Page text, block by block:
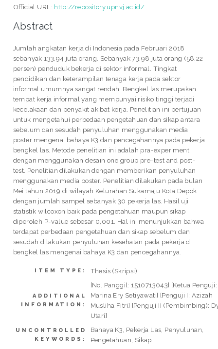
Official URL: http://repository.upnvj.ac.id/
Abstract
Jumlah angkatan kerja di Indonesia pada Februari 2018
sebanyak 133,94 juta orang. Sebanyak 73,98 juta orang (58,22
persen) penduduk bekerja di sektor informal. Tingkat
pendidikan dan keterampilan tenaga kerja pada sektor
informal umumnya sangat rendah. Bengkel las merupakan
tempat kerja informal yang mempunyai risiko tinggi terjadi
kecelakaan dan penyakit akibat kerja. Penelitian ini bertujuan
untuk mengetahui perbedaan pengetahuan dan sikap antara
sebelum dan sesudah penyuluhan menggunakan media
poster mengenai bahaya K3 dan pencegahannya pada pekerja
bengkel las. Metode penelitian ini adalah pra-experiment
dengan menggunakan desain one group pre-test and post-
test. Penelitian dilakukan dengan memberikan penyuluhan
menggunakan media poster. Penelitian dilakukan pada bulan
Mei tahun 2019 di wilayah Kelurahan Sukamaju Kota Depok
dengan jumlah sampel sebanyak 30 pekerja las. Hasil uji
statistik wilcoxon baik pada pengetahuan maupun sikap
diperoleh P-value sebesar 0,001. Hal ini menunjukkan bahwa
terdapat perbedaan pengetahuan dan sikap sebelum dan
sesudah dilakukan penyuluhan kesehatan pada pekerja di
bengkel las mengenai bahaya K3 dan pencegahannya.
ITEM TYPE: Thesis (Skripsi)
ADDITIONAL
INFORMATION:
[No. Panggil: 1510713043] [Ketua Penguji:
Marina Ery Setiyawati] [Penguji I: Azizah
Musliha Fitri] [Penguji II (Pembimbing):
Utari]
UNCONTROLLED
KEYWORDS:
Bahaya K3, Pekerja Las, Penyuluhan,
Pengetahuan, Sikap